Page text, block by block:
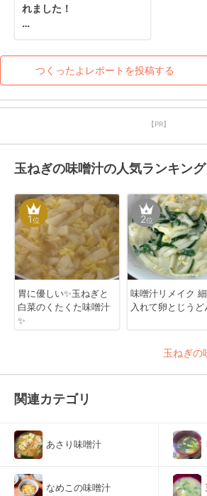
れました！
つくったよレポートを投稿する
【PR】
玉ねぎの味噌汁の人気ランキング
1位
胃に優しい✨玉ねぎと
白菜のくたくた味噌汁
✨
2位
味噌汁リメイク
入れて卵とじうど
玉ねぎの
関連カテゴリ
あさり味噌汁
なめこの味噌汁